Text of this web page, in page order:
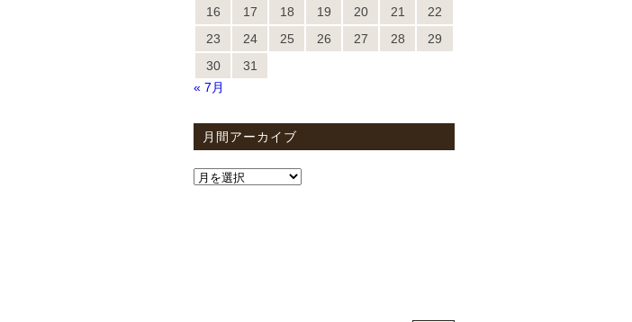
16
17 18 19 20 21
22
23
24 25 26 27 28
29
30
31
« 7月
月間アーカイブ